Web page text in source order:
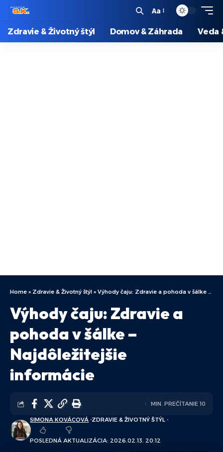
Aa
Zdravie & Životný štýl Domov & Záhrada Veda
Home » Zdravie & Životný štýl » Výhody čaju: Zdravie a pohoda v šálke – Najdôležitejšie informácie
Výhody čaju: Zdravie a
pohoda v šálke –
Najdôležitejšie
informácie
POSLEDNÁ AKTUALIZÁCIA: 2026.02.13. 20:12
SIMONA KOVÁCOVÁ ZDRAVIE & ŽIVOTNÝ ŠTÝL
MIN. PREČÍTANIE 10